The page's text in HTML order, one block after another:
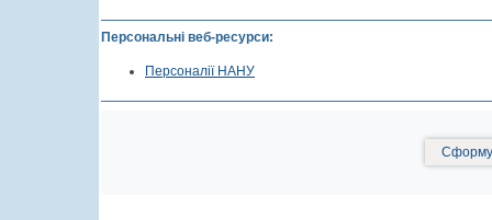
Персональні веб-ресурси:
Персоналії НАНУ